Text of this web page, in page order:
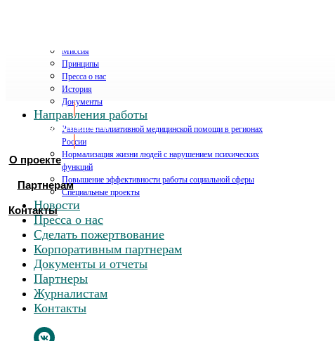
Хочу помочь
О проекте
Партнерам
Контакты
Миссия
Принципы
Пресса о нас
История
Документы
Направления работы
Развитие паллиативной медицинской помощи в регионах
России
Нормализация жизни людей с нарушением психических
функций
Повышение эффективности работы социальной сферы
Специальные проекты
Новости
Пресса о нас
Сделать пожертвование
Корпоративным партнерам
Документы и отчеты
Партнеры
Журналистам
Контакты